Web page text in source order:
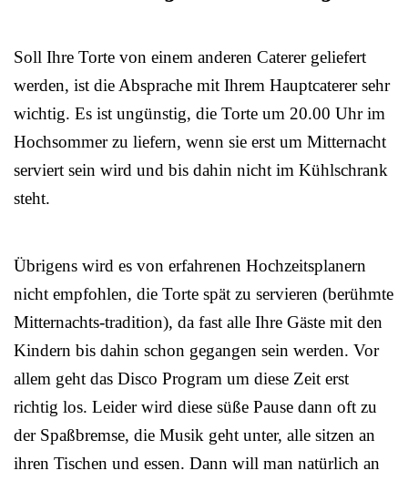
Soll Ihre Torte von einem anderen Caterer geliefert
werden, ist die Absprache mit Ihrem Hauptcaterer sehr
wichtig. Es ist ungünstig, die Torte um 20.00 Uhr im
Hochsommer zu liefern, wenn sie erst um Mitternacht
serviert sein wird und bis dahin nicht im Kühlschrank
steht.
Übrigens wird es von erfahrenen Hochzeitsplanern
nicht empfohlen, die Torte spät zu servieren (berühmte
Mitternachts-tradition), da fast alle Ihre Gäste mit den
Kindern bis dahin schon gegangen sein werden. Vor
allem geht das Disco Program um diese Zeit erst
richtig los. Leider wird diese süße Pause dann oft zu
der Spaßbremse, die Musik geht unter, alle sitzen an
ihren Tischen und essen. Dann will man natürlich an